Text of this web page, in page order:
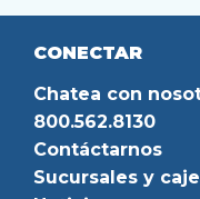
CONECTAR
Chatea con
800.562.8130
Contáctarnos
Sucursales y